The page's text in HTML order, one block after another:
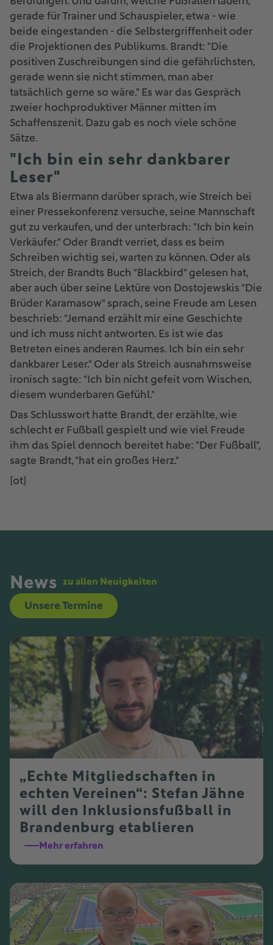
gerade für Trainer und Schauspieler, etwa - wie
beide eingestanden - die Selbstergriffenheit oder
die Projektionen des Publikums. Brandt: "Die
positiven Zuschreibungen sind die gefährlichsten,
gerade wenn sie nicht stimmen, man aber
tatsächlich gerne so wäre." Es war das Gespräch
zweier hochproduktiver Männer mitten im
Schaffenszenit. Dazu gab es noch viele schöne
Sätze.
"Ich bin ein sehr dankbarer
Leser"
Etwa als Biermann darüber sprach, wie Streich bei
einer Pressekonferenz versuche, seine Mannschaft
gut zu verkaufen, und der unterbrach: "Ich bin kein
Verkäufer." Oder Brandt verriet, dass es beim
Schreiben wichtig sei, warten zu können. Oder als
Streich, der Brandts Buch "Blackbird" gelesen hat,
aber auch über seine Lektüre von Dostojewskis "Die
Brüder Karamasow" sprach, seine Freude am Lesen
beschrieb: "Jemand erzählt mir eine Geschichte
und ich muss nicht antworten. Es ist wie das
Betreten eines anderen Raumes. Ich bin ein sehr
dankbarer Leser." Oder als Streich ausnahmsweise
ironisch sagte: "Ich bin nicht gefeit vom Wischen,
diesem wunderbaren Gefühl."
Das Schlusswort hatte Brandt, der erzählte, wie
schlecht er Fußball gespielt und wie viel Freude
ihm das Spiel dennoch bereitet habe: "Der Fußball",
sagte Brandt, "hat ein großes Herz."
[ot]
News zu allen Neuigkeiten
Unsere Termine
„Echte Mitgliedschaften in
echten Vereinen“: Stefan Jähne
will den Inklusionsfußball in
Brandenburg etablieren
Mehr erfahren